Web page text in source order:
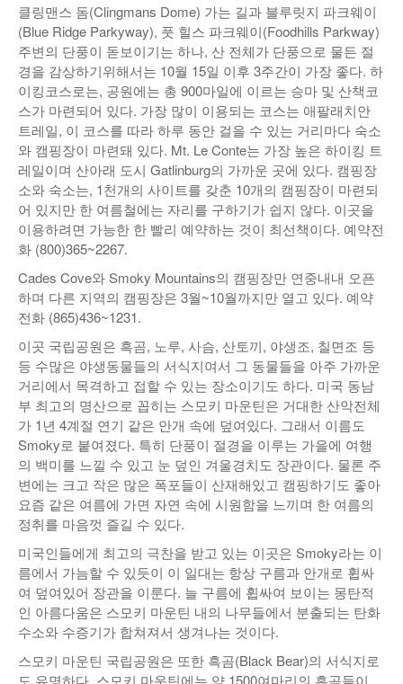
클링맨스 돔(Clingmans Dome) 가는 길과 블루릿지 파크웨이
(Blue Ridge Parkyway), 풋 힐스 파크웨이(Foodhills Parkway)
주변의 단풍이 돋보이기는 하나, 산 전체가 단풍으로 물든 절
경을 감상하기위해서는 10월 15일 이후 3주간이 가장 좋다. 하
이킹코스로는, 공원에는 총 900마일에 이르는 승마 및 산책코
스가 마련되어 있다. 가장 많이 이용되는 코스는 애팔래치안
트레일, 이 코스를 따라 하루 동안 걸을 수 있는 거리마다 숙소
와 캠핑장이 마련돼 있다. Mt. Le Conte는 가장 높은 하이킹 트
레일이며 산아래 도시 Gatlinburg의 가까운 곳에 있다. 캠핑장
소와 숙소는, 1천개의 사이트를 갖춘 10개의 캠핑장이 마련되
어 있지만 한 여름철에는 자리를 구하기가 쉽지 않다. 이곳을
이용하려면 가능한 한 빨리 예약하는 것이 최선책이다. 예약전
화 (800)365~2267.
Cades Cove와 Smoky Mountains의 캠핑장만 연중내내 오픈
하며 다른 지역의 캠핑장은 3월~10월까지만 열고 있다. 예약
전화 (865)436~1231.
이곳 국립공원은 흑곰, 노루, 사슴, 산토끼, 야생조, 칠면조 등
등 수많은 야생동물들의 서식지여서 그 동물들을 아주 가까운
거리에서 목격하고 접할 수 있는 장소이기도 하다. 미국 동남
부 최고의 명산으로 꼽히는 스모키 마운틴은 거대한 산악전체
가 1년 4계절 연기 같은 안개 속에 덮여있다. 그래서 이름도
Smoky로 붙여졌다. 특히 단풍이 절경을 이루는 가을에 여행
의 백미를 느낄 수 있고 눈 덮인 겨울경치도 장관이다. 물론 주
변에는 크고 작은 많은 폭포들이 산재해있고 캠핑하기도 좋아
요즘 같은 여름에 가면 자연 속에 시원함을 느끼며 한 여름의
정취를 마음껏 즐길 수 있다.
미국인들에게 최고의 극찬을 받고 있는 이곳은 Smoky라는 이
름에서 가늠할 수 있듯이 이 일대는 항상 구름과 안개로 휩싸
여 덮여있어 장관을 이룬다. 늘 구름에 휩싸여 보이는 몽탄적
인 아름다움은 스모키 마운틴 내의 나무들에서 분출되는 탄화
수소와 수증기가 합쳐져서 생겨나는 것이다.
스모키 마운틴 국립공원은 또한 흑곰(Black Bear)의 서식지로
도 유명하다. 스모키 마운틴에는 약 1500여마리의 흑곰들이